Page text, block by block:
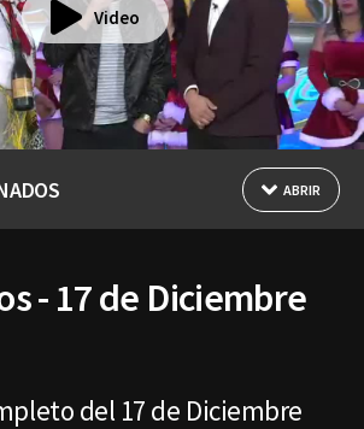
Video
ABRIR
- 17 de Diciembre
del 17 de Diciembre